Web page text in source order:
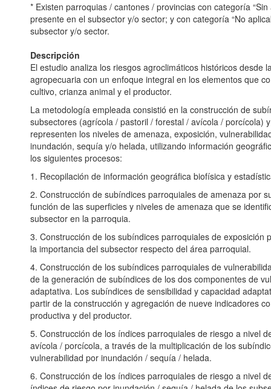
* Existen parroquias / cantones / provincias con categoría
presente en el subsector y/o sector; y con categoría “No
subsector y/o sector.
Descripción
El estudio analiza los riesgos agroclimáticos históricos desde
agropecuaria con un enfoque integral en los elementos que
cultivo, crianza animal y el productor.
La metodología empleada consistió en la construcción de
subsectores (agrícola / pastoril / forestal / avícola / porcícola)
representen los niveles de amenaza, exposición,
inundación, sequía y/o helada, utilizando información
los siguientes procesos:
1. Recopilación de información geográfica biofísica y
2. Construcción de subíndices parroquiales de amenaza por
función de las superficies y niveles de amenaza que se
subsector en la parroquia.
3. Construcción de los subíndices parroquiales de exposición
la importancia del subsector respecto del área parroquial.
4. Construcción de los subíndices parroquiales de
de la generación de subíndices de los dos componentes de
adaptativa. Los subíndices de sensibilidad y capacidad
partir de la construcción y agregación de nueve indicadores
productiva y del productor.
5. Construcción de los índices parroquiales de riesgo a nivel
avícola / porcícola, a través de la multiplicación de los
vulnerabilidad por inundación / sequía / helada.
6. Construcción de los índices parroquiales de riesgo a nivel